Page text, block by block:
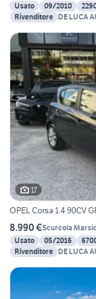
Usato
09/2010
Rivenditore DE LUCA
17
OPEL Corsa 1.4 90CV
8.990 €Scurcola
Usato
05/2016
Rivenditore DE LUCA